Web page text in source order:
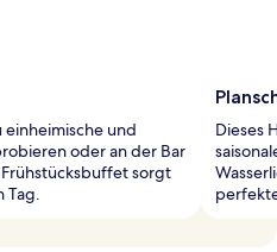
und
oder an der Bar
sorgt
Dieses